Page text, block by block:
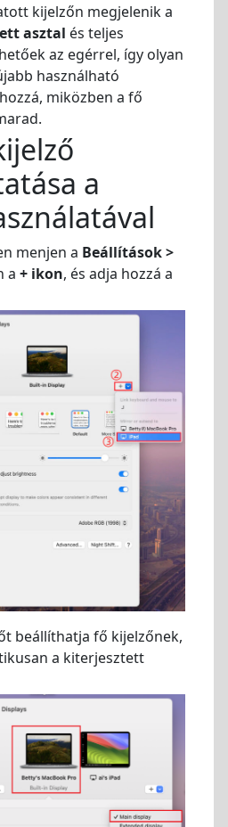
kijelzőn megjelenik a
asztal és teljes
az egérrel, így olyan
használható
miközben a fő
a
menjen a Beállítások >
a + ikon, és adja hozzá a
beállíthatja fő kijelzőnek,
a kiterjesztett